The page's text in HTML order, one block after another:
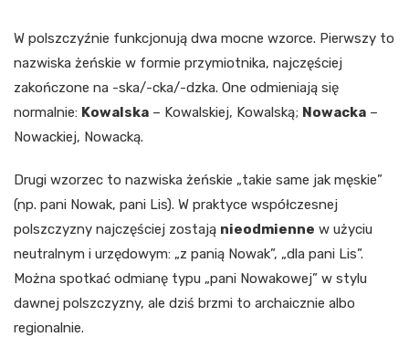
W polszczyźnie funkcjonują dwa mocne wzorce. Pierwszy to
nazwiska żeńskie w formie przymiotnika, najczęściej
zakończone na -ska/-cka/-dzka. One odmieniają się
normalnie: Kowalska – Kowalskiej, Kowalską; Nowacka –
Nowackiej, Nowacką.
Drugi wzorzec to nazwiska żeńskie „takie same jak męskie”
(np. pani Nowak, pani Lis). W praktyce współczesnej
polszczyzny najczęściej zostają nieodmienne w użyciu
neutralnym i urzędowym: „z panią Nowak”, „dla pani Lis”.
Można spotkać odmianę typu „pani Nowakowej” w stylu
dawnej polszczyzny, ale dziś brzmi to archaicznie albo
regionalnie.